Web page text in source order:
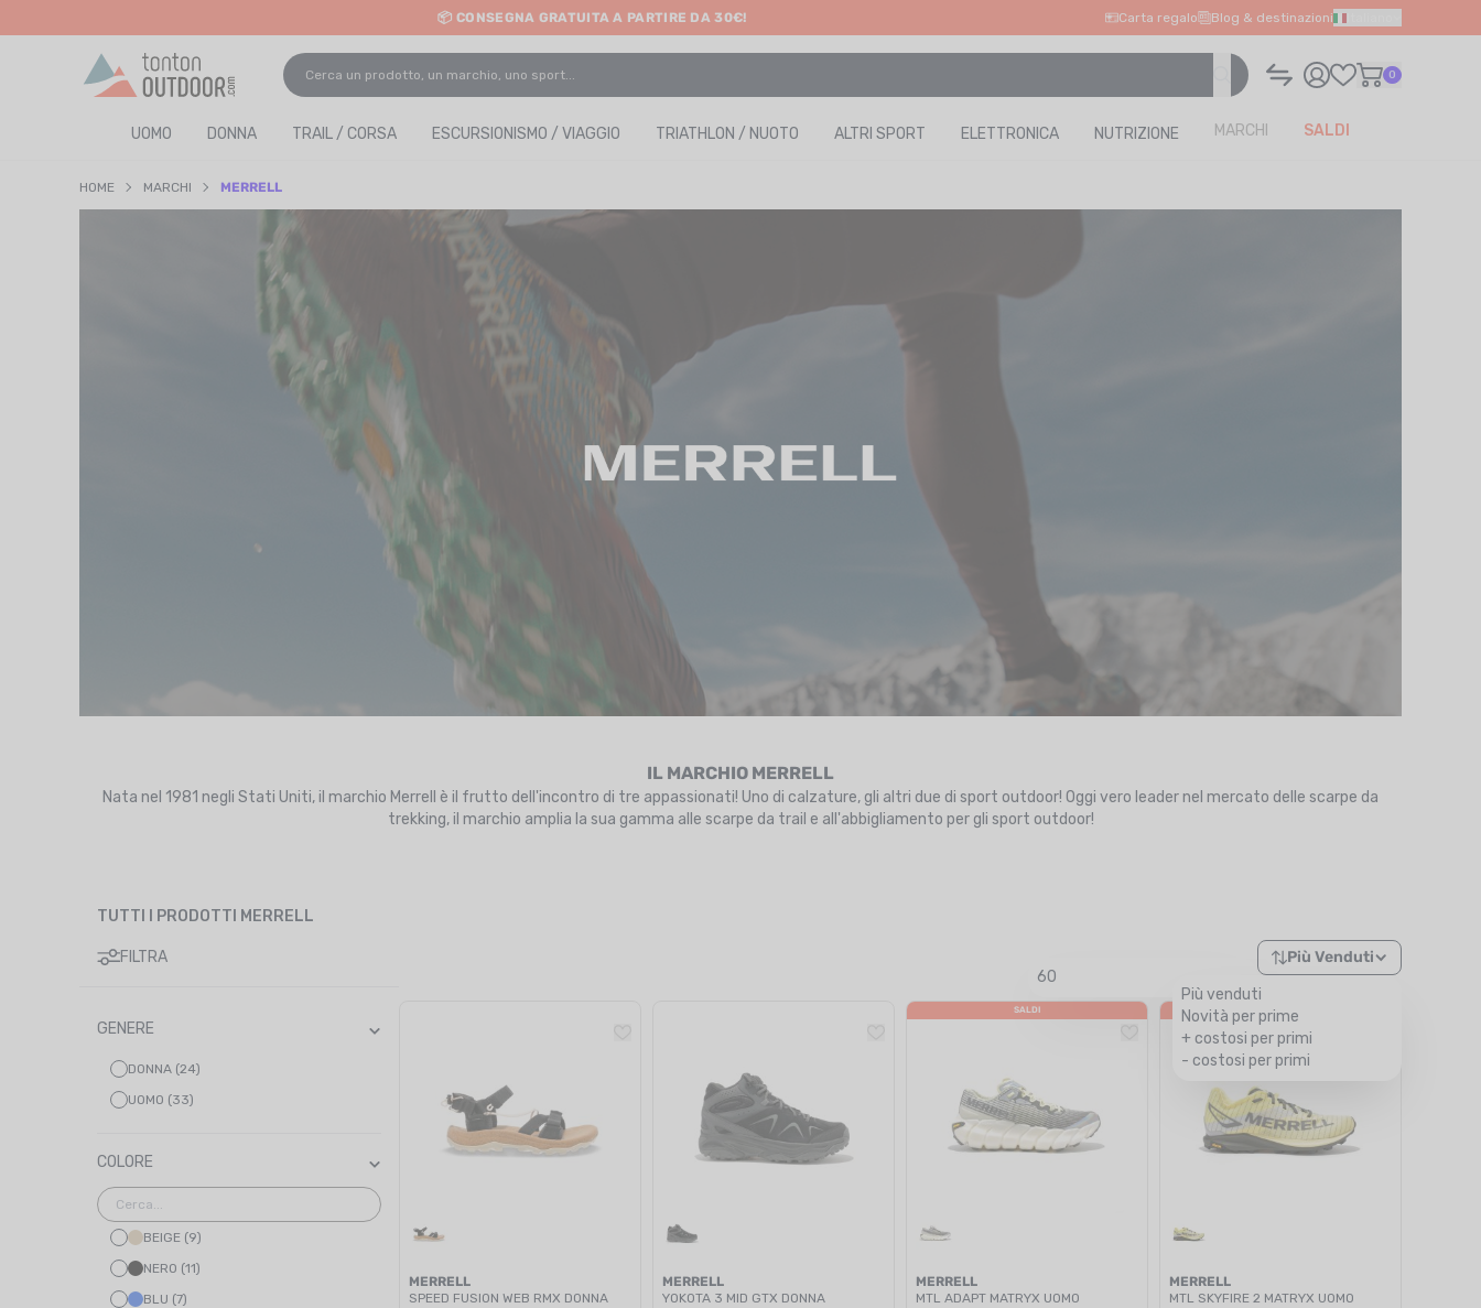
content
📦 CONSEGNA GRATUITA A PARTIRE DA 30€! Carta regalo Blog & destinazioni Italiano
0
UOMO DONNA TRAIL / CORSA ESCURSIONISMO / VIAGGIO TRIATHLON / NUOTO ALTRI SPORT ELETTRONICA NUTRIZIONE MARCHI SALDI
HOME MARCHI MERRELL
IL MARCHIO MERRELL
Nata nel 1981 negli Stati Uniti, il marchio Merrell è il frutto dell'incontro di tre appassionati! Uno di calzature, gli altri due di sport outdoor! Oggi vero leader nel mercato delle scarpe da
trekking, il marchio amplia la sua gamma alle scarpe da trail e all'abbigliamento per gli sport outdoor!
TUTTI I PRODOTTI MERRELL
FILTRA
60
Più Venduti
Più venduti
Novità per prime
+ costosi per primi
- costosi per primi
GENERE
DONNA (24)
UOMO (33)
COLORE
BEIGE (9)
NERO (11)
BLU (7)
MERRELL
SPEED FUSION WEB RMX DONNA
MERRELL
YOKOTA 3 MID GTX DONNA
SALDI
MERRELL
MTL ADAPT MATRYX UOMO
SALDI
MERRELL
MTL SKYFIRE 2 MATRYX UOMO